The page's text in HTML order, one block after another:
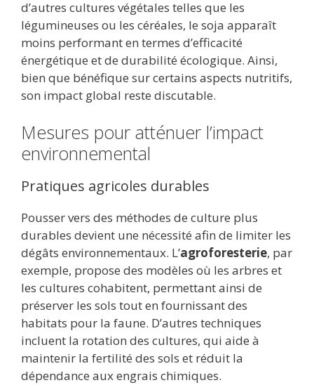
d’autres cultures végétales telles que les
légumineuses ou les céréales, le soja apparaît
moins performant en termes d’efficacité
énergétique et de durabilité écologique. Ainsi,
bien que bénéfique sur certains aspects nutritifs,
son impact global reste discutable.
Mesures pour atténuer l’impact
environnemental
Pratiques agricoles durables
Pousser vers des méthodes de culture plus
durables devient une nécessité afin de limiter les
dégâts environnementaux. L’agroforesterie, par
exemple, propose des modèles où les arbres et
les cultures cohabitent, permettant ainsi de
préserver les sols tout en fournissant des
habitats pour la faune. D’autres techniques
incluent la rotation des cultures, qui aide à
maintenir la fertilité des sols et réduit la
dépendance aux engrais chimiques.